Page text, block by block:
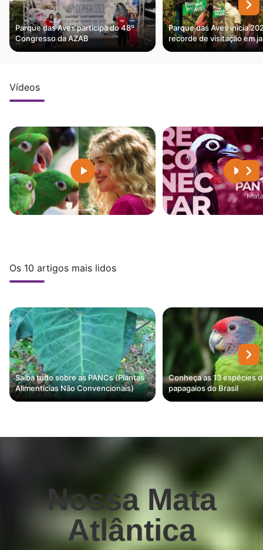
Parque das Aves participa do 48º
Congresso da AZAB
Parque das Aves inicia
recorde de visitação em
Vídeos
Os 10 artigos mais lidos
Saiba tudo sobre as PANCs (Plantas
Alimentícias Não Convencionais)
Conheça as 13 espécies
papagaios do Brasil
Nossa Mata
Atlântica